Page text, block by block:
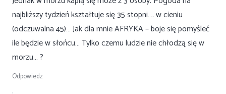
najbliższy tydzień kształtuje się 35 stopni…. w cieniu
(odczuwalna 45)… Jak dla mnie AFRYKA – boje się pomyśleć
ile będzie w słońcu… Tylko czemu ludzie nie chłodzą się w
morzu… ?
Odpowiedz